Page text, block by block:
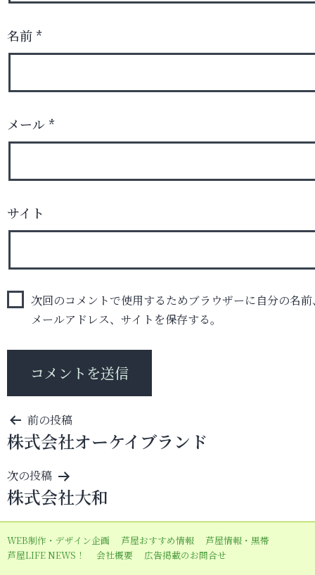
名前 *
メール *
サイト
次回のコメントで使用するためブラウザーに自分の名前
メールアドレス、サイトを保存する。
投
稿
ナ
ビ
ゲ
ー
シ
前の投稿
株式会社オーケイブランド
次の投稿
株式会社大和
WEB制作・デザイン企画 芦屋おすすめ情報
芦屋情報・黒帯
芦屋LIFE NEWS！
会社概要 広告掲載のお問合せ